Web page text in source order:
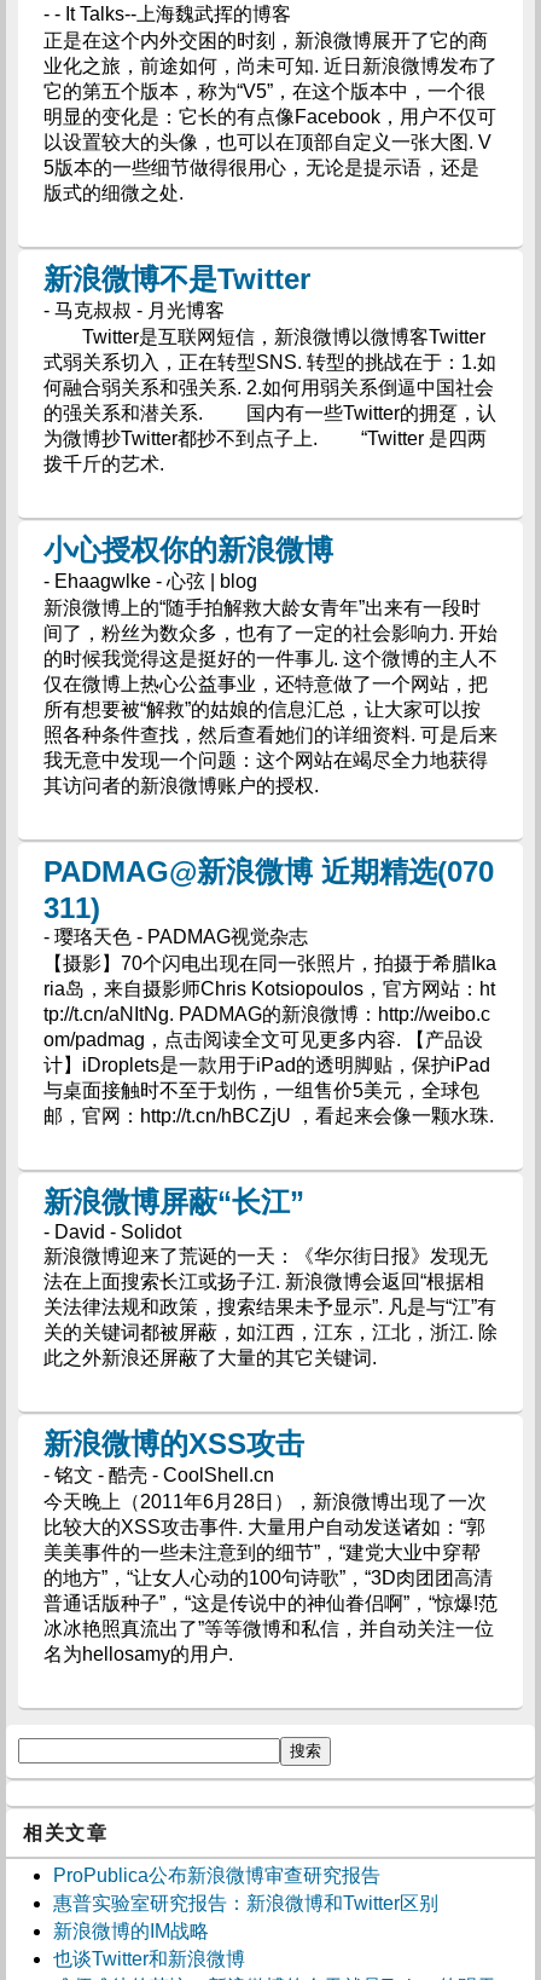
- - It Talks--上海魏武挥的博客
正是在这个内外交困的时刻，新浪微博展开了它的商
业化之旅，前途如何，尚未可知. 近日新浪微博发布了
它的第五个版本，称为“V5”，在这个版本中，一个很
明显的变化是：它长的有点像Facebook，用户不仅可
以设置较大的头像，也可以在顶部自定义一张大图. V
5版本的一些细节做得很用心，无论是提示语，还是
版式的细微之处.
新浪微博不是Twitter
- 马克叔叔 - 月光博客
Twitter是互联网短信，新浪微博以微博客Twitter
式弱关系切入，正在转型SNS. 转型的挑战在于：1.如
何融合弱关系和强关系. 2.如何用弱关系倒逼中国社会
的强关系和潜关系. 国内有一些Twitter的拥趸，认
为微博抄Twitter都抄不到点子上. “Twitter 是四两
拨千斤的艺术.
小心授权你的新浪微博
- Ehaagwlke - 心弦 | blog
新浪微博上的“随手拍解救大龄女青年”出来有一段时
间了，粉丝为数众多，也有了一定的社会影响力. 开始
的时候我觉得这是挺好的一件事儿. 这个微博的主人不
仅在微博上热心公益事业，还特意做了一个网站，把
所有想要被“解救”的姑娘的信息汇总，让大家可以按
照各种条件查找，然后查看她们的详细资料. 可是后来
我无意中发现一个问题：这个网站在竭尽全力地获得
其访问者的新浪微博账户的授权.
PADMAG@新浪微博 近期精选(070
311)
- 璎珞天色 - PADMAG视觉杂志
【摄影】70个闪电出现在同一张照片，拍摄于希腊Ika
ria岛，来自摄影师Chris Kotsiopoulos，官方网站：ht
tp://t.cn/aNItNg. PADMAG的新浪微博：http://weibo.c
om/padmag，点击阅读全文可见更多内容. 【产品设
计】iDroplets是一款用于iPad的透明脚贴，保护iPad
与桌面接触时不至于划伤，一组售价5美元，全球包
邮，官网：http://t.cn/hBCZjU ，看起来会像一颗水珠.
新浪微博屏蔽“长江”
- David - Solidot
新浪微博迎来了荒诞的一天：《华尔街日报》发现无
法在上面搜索长江或扬子江. 新浪微博会返回“根据相
关法律法规和政策，搜索结果未予显示”. 凡是与“江”有
关的关键词都被屏蔽，如江西，江东，江北，浙江. 除
此之外新浪还屏蔽了大量的其它关键词.
新浪微博的XSS攻击
- 铭文 - 酷壳 - CoolShell.cn
今天晚上（2011年6月28日），新浪微博出现了一次
比较大的XSS攻击事件. 大量用户自动发送诸如：“郭
美美事件的一些未注意到的细节”，“建党大业中穿帮
的地方”，“让女人心动的100句诗歌”，“3D肉团团高清
普通话版种子”，“这是传说中的神仙眷侣啊”，“惊爆!范
冰冰艳照真流出了”等等微博和私信，并自动关注一位
名为hellosamy的用户.
相关文章
ProPublica公布新浪微博审查研究报告
惠普实验室研究报告：新浪微博和Twitter区别
新浪微博的IM战略
也谈Twitter和新浪微博